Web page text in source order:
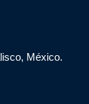
México.